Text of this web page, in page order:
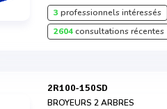
3 professionnels intéressés
2604consultations récentes
2R100-150SD
BROYEURS 2 ARBRES